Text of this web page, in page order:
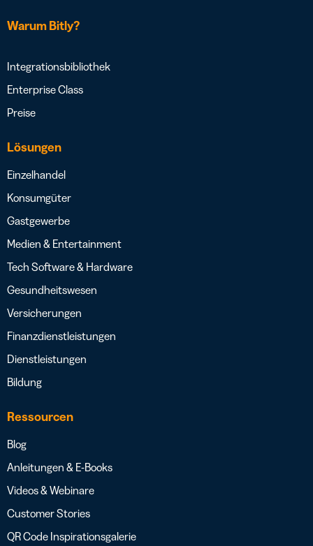
Warum Bitly?
Integrationsbibliothek
Enterprise Class
Preise
Lösungen
Einzelhandel
Konsumgüter
Gastgewerbe
Medien & Entertainment
Tech Software & Hardware
Gesundheitswesen
Versicherungen
Finanzdienstleistungen
Dienstleistungen
Bildung
Ressourcen
Blog
Anleitungen & E-Books
Videos & Webinare
Customer Stories
QR Code Inspirationsgalerie